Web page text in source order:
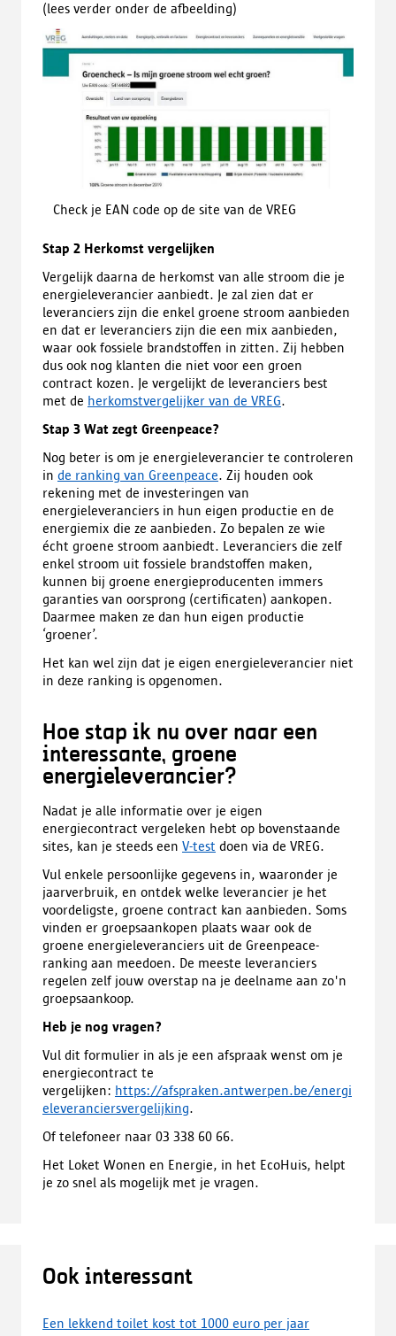
(lees verder onder de afbeelding)
Check je EAN code op de site van de VREG
Stap 2 Herkomst vergelijken
Vergelijk daarna de herkomst van alle stroom die je
energieleverancier aanbiedt. Je zal zien dat er
leveranciers zijn die enkel groene stroom aanbieden
en dat er leveranciers zijn die een mix aanbieden,
waar ook fossiele brandstoffen in zitten. Zij hebben
dus ook nog klanten die niet voor een groen
contract kozen. Je vergelijkt de leveranciers best
met de herkomstvergelijker van de VREG.
Stap 3 Wat zegt Greenpeace?
Nog beter is om je energieleverancier te controleren
in de ranking van Greenpeace. Zij houden ook
rekening met de investeringen van
energieleveranciers in hun eigen productie en de
energiemix die ze aanbieden. Zo bepalen ze wie
écht groene stroom aanbiedt. Leveranciers die zelf
enkel stroom uit fossiele brandstoffen maken,
kunnen bij groene energieproducenten immers
garanties van oorsprong (certificaten) aankopen.
Daarmee maken ze dan hun eigen productie
‘groener’.
Het kan wel zijn dat je eigen energieleverancier niet
in deze ranking is opgenomen.
Hoe stap ik nu over naar een
interessante, groene
energieleverancier?
Nadat je alle informatie over je eigen
energiecontract vergeleken hebt op bovenstaande
sites, kan je steeds een V-test doen via de VREG.
Vul enkele persoonlijke gegevens in, waaronder je
jaarverbruik, en ontdek welke leverancier je het
voordeligste, groene contract kan aanbieden. Soms
vinden er groepsaankopen plaats waar ook de
groene energieleveranciers uit de Greenpeace-
ranking aan meedoen. De meeste leveranciers
regelen zelf jouw overstap na je deelname aan zo'n
groepsaankoop.
Heb je nog vragen?
Vul dit formulier in als je een afspraak wenst om je
energiecontract te
vergelijken: https://afspraken.antwerpen.be/energi
eleveranciersvergelijking.
Of telefoneer naar 03 338 60 66.
Het Loket Wonen en Energie, in het EcoHuis, helpt
je zo snel als mogelijk met je vragen.
Ook interessant
Een lekkend toilet kost tot 1000 euro per jaar